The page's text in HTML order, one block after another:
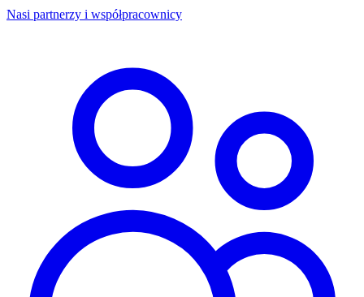
Nasi partnerzy i współpracownicy